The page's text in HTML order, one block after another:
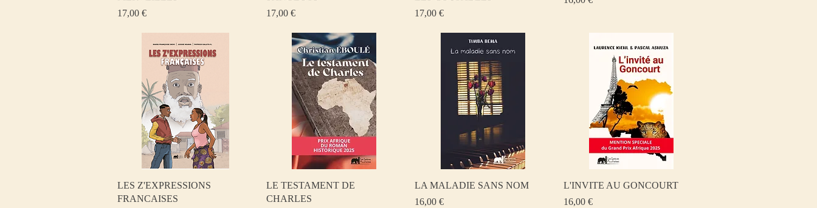
Prix
17,00 €
Prix
17,00 €
Prix
17,00 €
Aperçu rapide
LES Z'EXPRESSIONS
FRANCAISES
Aperçu rapide
LE TESTAMENT DE
CHARLES
Aperçu rapide
LA MALADIE SANS NOM
Prix
16,00 €
Aperçu rapide
L'INVITE AU GONCOURT
Prix
16,00 €